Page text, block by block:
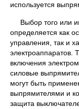
используется
Выбор того или
определяется как
управления, так и
электроаппаратов.
включения
силовые
могут быть
выпрямителями и
защита